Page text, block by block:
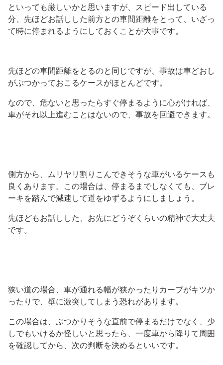
といっても厳しいかと思いますが、スピード出している
分、先ほどお話しした前方との車間距離をとって、いざっ
て時に停まれるようにしておくことが大事です。
先ほどの車間距離をとるのと同じですが、事故は車どおし
がぶつかっておこるケースがほとんどです。
なので、危ないと思ったらすぐ停まるように心がければ、
車がそれ以上進むことはないので、事故を回避できます。
側方から、ムリヤリ割りこんできそうな車がいるケースも
良くあります。この場合は、停まるまでしなくても、ブレ
ーキを踏んで減速して道をゆずるようにしましょう。
先ほどもお話しした、お先にどうぞくらいの精神で大丈夫
です。
狭い道の場合、車が通れる幅が狭かったりカーブがキツか
ったりで、壁に激突してしまう恐れがあります。
この場合は、ぶつかりそうな直前で停まるだけでなく、少
しでもいけるか怪しいと思ったら、一度車から降りて周囲
を確認してから、次の判断を決めるといいです。